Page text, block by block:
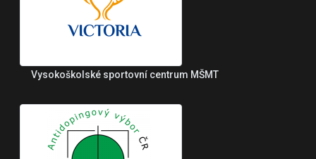
Vysokoškolské sportovní centrum MŠMT